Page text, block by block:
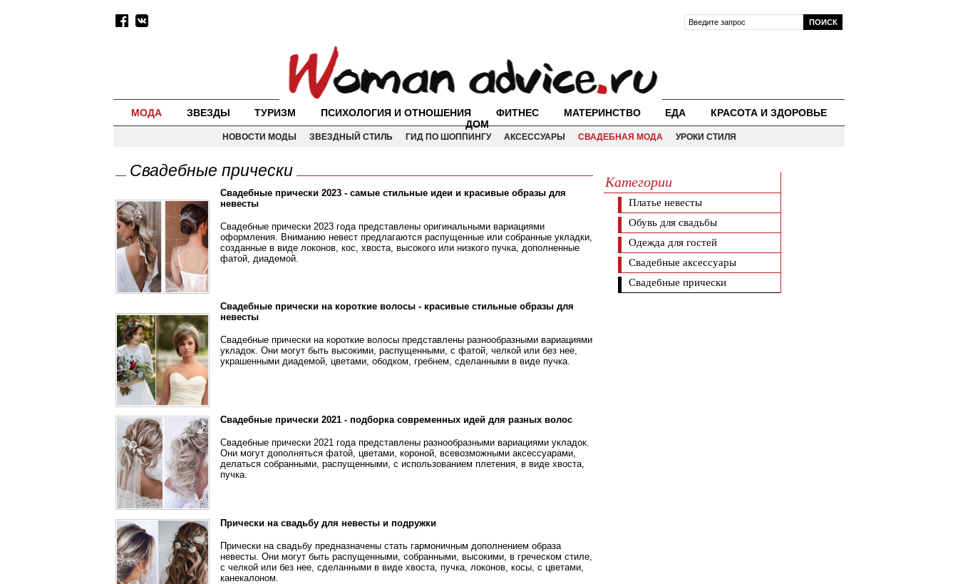
МОДА ЗВЕЗДЫ ТУРИЗМ ПСИХОЛОГИЯ И ОТНОШЕНИЯ ФИТНЕС МАТЕРИНСТВО ЕДА
КРАСОТА И ЗДОРОВЬЕ
ДОМ
НОВОСТИ МОДЫ ЗВЕЗДНЫЙ СТИЛЬ ГИД ПО ШОППИНГУ АКСЕССУАРЫ СВАДЕБНАЯ МОДА УРОКИ СТИЛЯ
Свадебные прически
Свадебные прически 2023 - самые стильные идеи и красивые образы для
невесты
Свадебные прически 2023 года представлены оригинальными вариациями
оформления. Вниманию невест предлагаются распущенные или собранные укладки,
созданные в виде локонов, кос, хвоста, высокого или низкого пучка, дополненные
фатой, диадемой.
Свадебные прически на короткие волосы - красивые стильные образы для
невесты
Свадебные прически на короткие волосы представлены разнообразными вариациями
укладок. Они могут быть высокими, распущенными, с фатой, челкой или без нее,
украшенными диадемой, цветами, ободком, гребнем, сделанными в виде пучка.
Свадебные прически 2021 - подборка современных идей для разных волос
Свадебные прически 2021 года представлены разнообразными вариациями укладок.
Они могут дополняться фатой, цветами, короной, всевозможными аксессуарами,
делаться собранными, распущенными, с использованием плетения, в виде хвоста,
пучка.
Прически на свадьбу для невесты и подружки
Прически на свадьбу предназначены стать гармоничным дополнением образа
невесты. Они могут быть распущенными, собранными, высокими, в греческом стиле,
с челкой или без нее, сделанными в виде хвоста, пучка, локонов, косы, с цветами,
канекалоном.
Категории
Платье невесты
Обувь для свадьбы
Одежда для гостей
Свадебные аксессуары
Свадебные прически